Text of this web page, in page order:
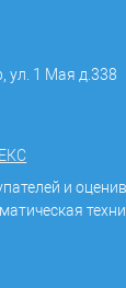
ул. 1 Мая д.338